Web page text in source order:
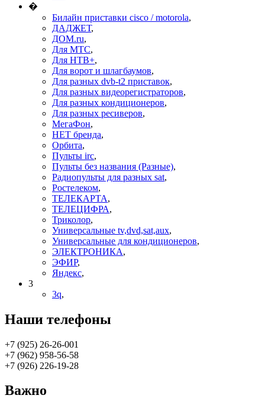
�
Билайн приставки cisco / motorola,
ДАДЖЕТ,
ДОМ.ru,
Для МТС,
Для НТВ+,
Для ворот и шлагбаумов,
Для разных dvb-t2 приставок,
Для разных видеорегистраторов,
Для разных кондиционеров,
Для разных ресиверов,
МегаФон,
НЕТ бренда,
Орбита,
Пульты irc,
Пульты без названия (Разные),
Радиопульты для разных sat,
Ростелеком,
ТЕЛЕКАРТА,
ТЕЛЕЦИФРА,
Триколор,
Универсальные tv,dvd,sat,aux,
Универсальные для кондиционеров,
ЭЛЕКТРОНИКА,
ЭФИР,
Яндекс,
3
3q,
Наши телефоны
+7 (925) 26-26-001
+7 (962) 958-56-58
+7 (926) 226-19-28
Важно